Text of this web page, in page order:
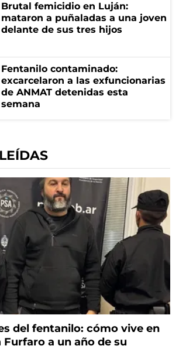
Brutal femicidio en Luján:
mataron a puñaladas a una joven
delante de sus tres hijos
Fentanilo contaminado:
excarcelaron a las exfuncionarias
de ANMAT detenidas esta
semana
del fentanilo: cómo vive en
Furfaro a un año de su